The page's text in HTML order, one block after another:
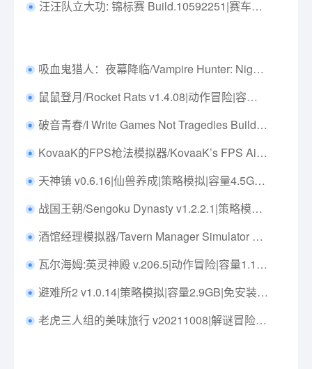
汪汪队立大功: 锦标赛 Build.10592251|赛车竞速|容量2.6GB|免安装绿色中文版|支持键盘.鼠标
吸血鬼猎人：夜幕降临/Vampire Hunter: Nightrise Build.24211198|动作射击|容量1.7GB|免安装绿色中文版|支持键盘.鼠标.手柄
鼠鼠登月/Rocket Rats v1.4.08|动作冒险|容量194MB|免安装绿色中文版|支持键盘.鼠标.手柄
破音青春/I Write Games Not Tragedies Build.21123257|动作冒险|容量2.8GB|免安装绿色中文版|支持键盘.鼠标
KovaaK的FPS枪法模拟器/KovaaK’s FPS Aim Trainer v3.7.4|射击动作|容量7.1GB|免安装绿色中文版|支持键盘.鼠标
天神镇 v0.6.16|仙兽养成|策略模拟|容量4.5GB|免安装绿色中文版|支持键盘.鼠标
战国王朝/Sengoku Dynasty v1.2.2.1|策略模拟|容量22.5GB|免安装绿色中文版|支持键盘.鼠标.手柄
酒馆经理模拟器/Tavern Manager Simulator v1.4.7|模拟经营|容量2.2GB|免安装绿色中文版|支持键盘.鼠标
瓦尔海姆:英灵神殿 v.206.5|动作冒险|容量1.1GB|免安装绿色中文版|支持键盘.鼠标.手柄
避难所2 v1.0.14|策略模拟|容量2.9GB|免安装绿色中文版|支持键盘.鼠标
老虎三人组的美味旅行 v20211008|解谜冒险|容量292MB|免安装绿色中文版|支持键盘.鼠标